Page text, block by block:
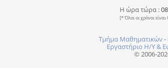
Η ώρα τώρα :
[* Όλοι οι χρόνοι είναι
Τμήμα Μαθηματικών-
Εργαστήριο Η/Υ &
© 2006-